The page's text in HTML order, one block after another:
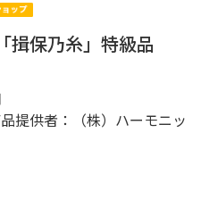
保乃糸」特級品
供者：（株）ハーモニッ